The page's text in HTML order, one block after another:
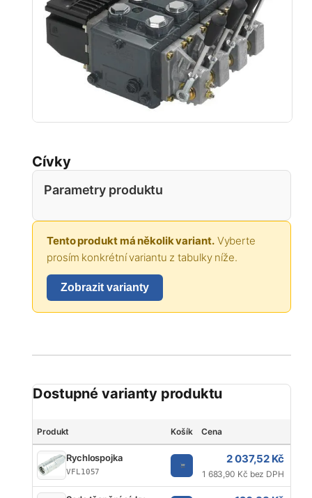
Cívky
Parametry produktu
Tento produkt má několik variant.Vyberte
prosím konkrétní variantu z tabulky níže.
Zobrazit varianty
Dostupné varianty produktu
Produkt Košík Cena
Rychlospojka
VFL1057
2 037,52 Kč
1 683,90 Kč bez DPH